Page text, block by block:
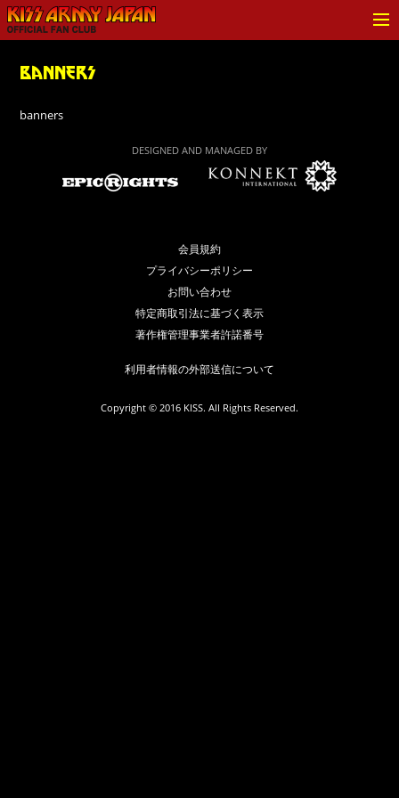
KISS ARMY JAPAN Official
Fan Club
banners
banners
DESIGNED AND MANAGED BY
会員規約
プライバシーポリシー
お問い合わせ
特定商取引法に基づく表示
著作権管理事業者許諾番号
利用者情報の外部送信について
Copyright © 2016 KISS. All Rights Reserved.